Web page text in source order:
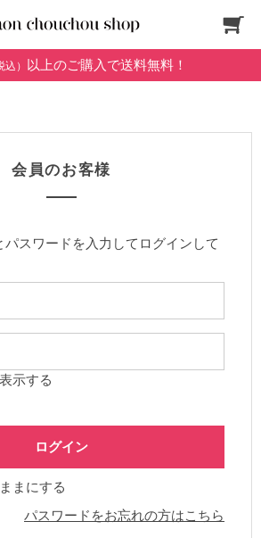
） 以上のご購入で送料無料！
会員のお客様
パスワードを入力してログインして
示する
まにする
パスワードをお忘れの方はこちら